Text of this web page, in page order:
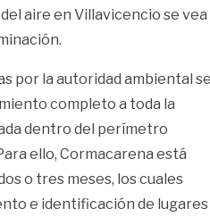
aire en Villavicencio se vea
por la autoridad ambiental
completo a toda la
dentro del perímetro
ello, Cormacarena está
o tres meses, los cuales
e identificación de lugares